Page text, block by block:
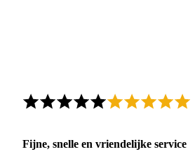
Fijne, snelle en vriendelijke service